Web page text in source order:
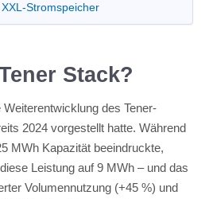
Stromspeicher
Stack?
des Tener-
2024 vorgestellt hatte. Während
MWh Kapazität beeindruckte,
Leistung auf 9 MWh – und das
Volumennutzung (+45 %) und